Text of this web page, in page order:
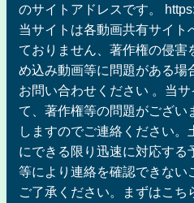
のサイトアドレスです。
当サイトは各動画共有サイト
ておりません、著作権の侵害
め込み動画等に問題がある場
お問い合わせください 。当
て、著作権等の問題がござい
しますのでご連絡ください。
にできる限り迅速に対応する
等により連絡を確認できない
ご了承ください。まずはこ